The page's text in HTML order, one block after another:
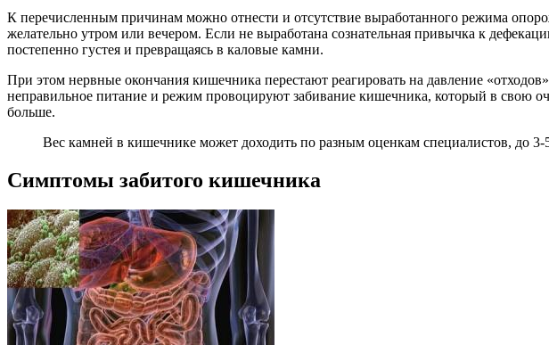
К перечисленным причинам можно отнести и отсутствие выработанного режима
желательно утром или вечером. Если не выработана сознательная привычка к
постепенно густея и превращаясь в каловые камни.
При этом нервные окончания кишечника перестают реагировать на давление
неправильное питание и режим провоцируют забивание кишечника, который в свою
больше.
Вес камней в кишечнике может доходить по разным оценкам специалистов, до
Симптомы забитого кишечника